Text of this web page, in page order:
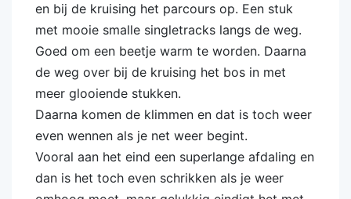
en bij de kruising het parcours op. Een stuk
met mooie smalle singletracks langs de weg.
Goed om een beetje warm te worden. Daarna
de weg over bij de kruising het bos in met
meer glooiende stukken.
Daarna komen de klimmen en dat is toch weer
even wennen als je net weer begint.
Vooral aan het eind een superlange afdaling en
dan is het toch even schrikken als je weer